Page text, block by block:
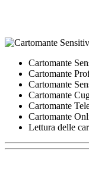
Cartomante
Cartomante
Cartomante
Cartomante
Cartomante
Cartomante
Lettura delle